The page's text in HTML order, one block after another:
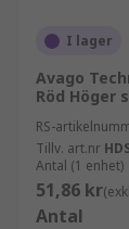
I lager
Avago
Röd Höger
RS-
Tillv. art.nr
Antal (1 enhet)
51,86 kr
Antal